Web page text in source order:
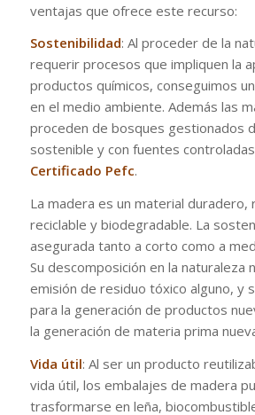
ventajas que ofrece este recurso:
Sostenibilidad: Al proceder de la
requerir procesos que impliquen la
productos químicos, conseguimos
en el medio ambiente. Además las
proceden de bosques gestionados
sostenible y con fuentes
Certificado Pefc.
La madera es un material duradero,
reciclable y biodegradable. La
asegurada tanto a corto como a
Su descomposición en la naturaleza
emisión de residuo tóxico alguno, y
para la generación de productos
la generación de materia prima
Vida útil: Al ser un producto
vida útil, los embalajes de madera
trasformarse en leña,